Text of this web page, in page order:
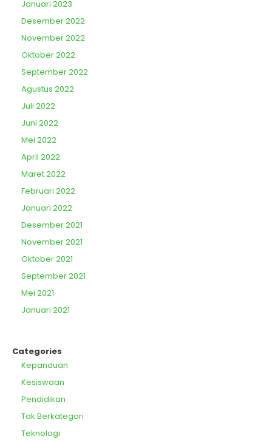
Januari 2023
Desember 2022
November 2022
Oktober 2022
September 2022
Agustus 2022
Juli 2022
Juni 2022
Mei 2022
April 2022
Maret 2022
Februari 2022
Januari 2022
Desember 2021
November 2021
Oktober 2021
September 2021
Mei 2021
Januari 2021
Categories
Kepanduan
Kesiswaan
Pendidikan
Tak Berkategori
Teknologi